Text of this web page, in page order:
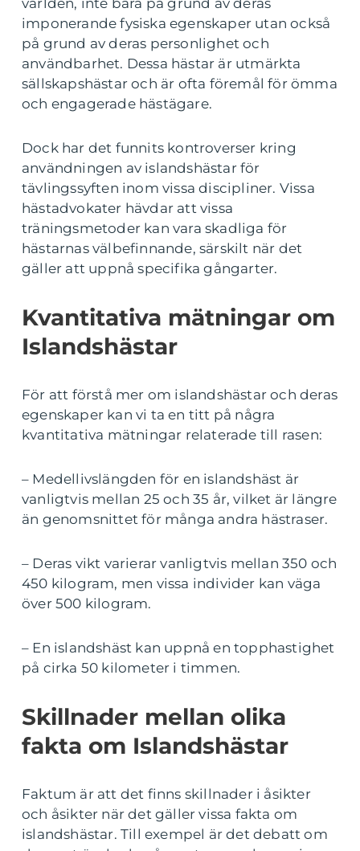
världen, inte bara på grund av deras
imponerande fysiska egenskaper utan också
på grund av deras personlighet och
användbarhet. Dessa hästar är utmärkta
sällskapshästar och är ofta föremål för ömma
och engagerade hästägare.
Dock har det funnits kontroverser kring
användningen av islandshästar för
tävlingssyften inom vissa discipliner. Vissa
hästadvokater hävdar att vissa
träningsmetoder kan vara skadliga för
hästarnas välbefinnande, särskilt när det
gäller att uppnå specifika gångarter.
Kvantitativa mätningar om
Islandshästar
För att förstå mer om islandshästar och deras
egenskaper kan vi ta en titt på några
kvantitativa mätningar relaterade till rasen:
– Medellivslängden för en islandshäst är
vanligtvis mellan 25 och 35 år, vilket är längre
än genomsnittet för många andra hästraser.
– Deras vikt varierar vanligtvis mellan 350 och
450 kilogram, men vissa individer kan väga
över 500 kilogram.
– En islandshäst kan uppnå en topphastighet
på cirka 50 kilometer i timmen.
Skillnader mellan olika
fakta om Islandshästar
Faktum är att det finns skillnader i åsikter
och åsikter när det gäller vissa fakta om
islandshästar. Till exempel är det debatt om